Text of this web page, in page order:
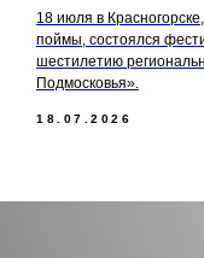
18 июля в
поймы, состоялся
шестилетию
Подмосковья».
18.07.2026